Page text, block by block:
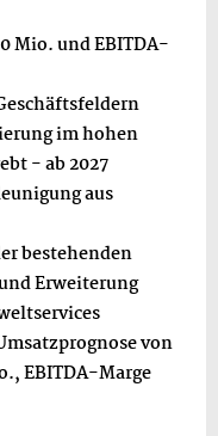
Mio. und EBITDA-
im hohen
- ab 2027
aus
bestehenden
Erweiterung
von
EBITDA-Marge